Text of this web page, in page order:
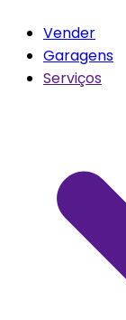
Vender
Garagens
Serviços